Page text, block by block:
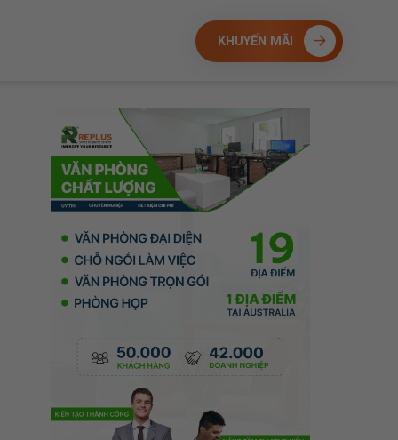
KHUYẾN MÃI